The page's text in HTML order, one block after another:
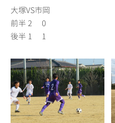
大塚VS市岡
前半 2 0
後半 1 1